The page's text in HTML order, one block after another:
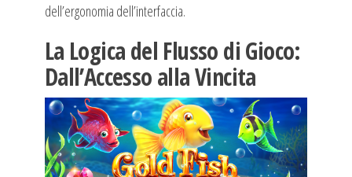
dell’ergonomia dell’interfaccia.
La Logica del Flusso di Gioco:
Dall’Accesso alla Vincita